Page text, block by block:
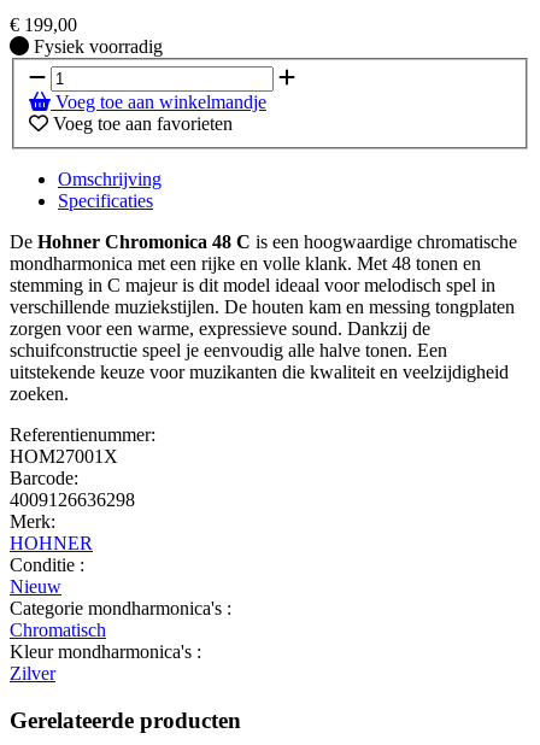
€ 199,00
Fysiek voorradig
Fysiek voorradig
Voeg toe aan winkelmandje
Voeg toe aan favorieten
Omschrijving
Specificaties
De Hohner Chromonica 48 C is een hoogwaardige chromatische
mondharmonica met een rijke en volle klank. Met 48 tonen en
stemming in C majeur is dit model ideaal voor melodisch spel in
verschillende muziekstijlen. De houten kam en messing tongplaten
zorgen voor een warme, expressieve sound. Dankzij de
schuifconstructie speel je eenvoudig alle halve tonen. Een
uitstekende keuze voor muzikanten die kwaliteit en veelzijdigheid
zoeken.
Referentienummer:
HOM27001X
Barcode:
4009126636298
Merk:
HOHNER
Conditie :
Nieuw
Categorie mondharmonica's :
Chromatisch
Kleur mondharmonica's :
Zilver
Gerelateerde producten